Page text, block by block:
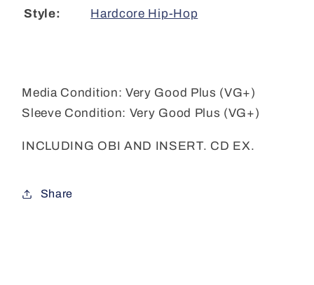
Style: Hardcore Hip-Hop
Media Condition: Very Good Plus (VG+)
Sleeve Condition: Very Good Plus (VG+)
INCLUDING OBI AND INSERT. CD EX.
Share